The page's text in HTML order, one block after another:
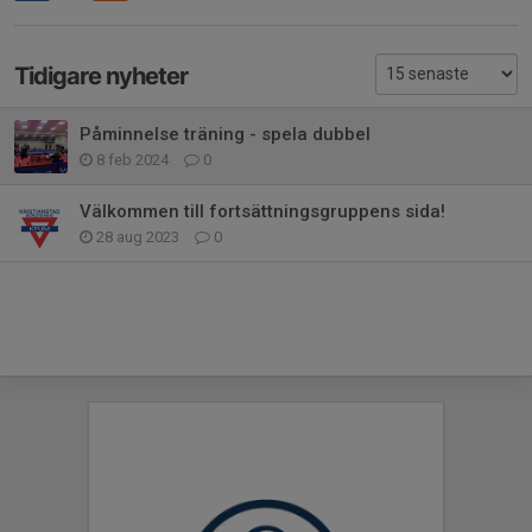
Tidigare nyheter
Påminnelse träning - spela dubbel
8 feb 2024 0
Välkommen till fortsättningsgruppens sida!
28 aug 2023 0